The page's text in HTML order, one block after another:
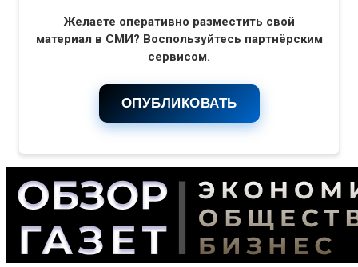
Желаете оперативно разместить свой
материал в СМИ? Воспользуйтесь партнёрским
сервисом.
ОПУБЛИКОВАТЬ